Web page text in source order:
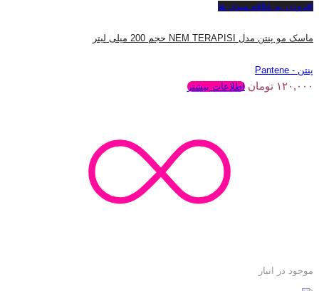
افزودن به علاقه مندی ها
ماسک مو پنتن مدل NEM TERAPISI حجم 200 میلی لیتر
پنتن - Pantene
۱۲۰,۰۰۰ تومان اطلاعات بیشتر
موجود در انبار